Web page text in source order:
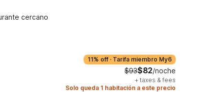
cercano
11% off · Tarifa miembro My6
$93$82/noche
+ taxes & fees
Solo queda 1 habitación a este precio